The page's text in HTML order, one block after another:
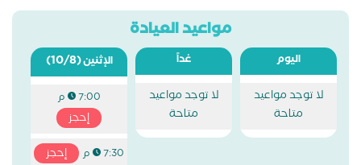
مواعيد العيادة
اليوم
لا توجد مواعيد
متاحة
غداً
لا توجد مواعيد
متاحة
الإثنين(10/8)
7:00 م
إحجز
7:30 م إحجز